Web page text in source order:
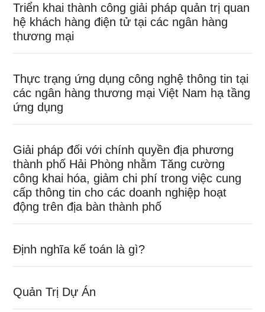
Triển khai thành công giải pháp quản trị quan
hệ khách hàng điện tử tại các ngân hàng
thương mại
Thực trạng ứng dụng công nghệ thông tin tại
các ngân hàng thương mại Việt Nam hạ tầng
ứng dụng
Giải pháp đối với chính quyền địa phương
thành phố Hải Phòng nhằm Tăng cường
công khai hóa, giảm chi phí trong việc cung
cấp thông tin cho các doanh nghiệp hoạt
động trên địa bàn thành phố
Định nghĩa kế toán là gì?
Quản Trị Dự Án